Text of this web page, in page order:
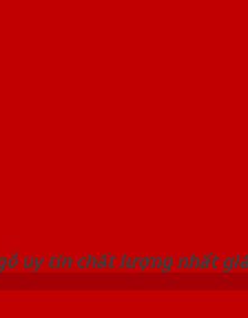
uy tín chất lượng nhất